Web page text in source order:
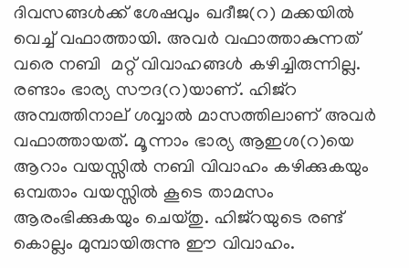
ദിവസങ്ങള്‍ക്ക് ശേഷവും ഖദീജ(റ) മക്കയില്‍
വെച്ച് വഫാത്തായി. അവര്‍ വഫാത്താകുന്നത്
വരെ നബി മറ്റ് വിവാഹങ്ങള്‍ കഴിച്ചിരുന്നില്ല.
രണ്ടാം ഭാര്യ സൗദ(റ)യാണ്. ഹിജ്‌റ
അമ്പത്തിനാല് ശവ്വാല്‍ മാസത്തിലാണ് അവര്‍
വഫാത്തായത്. മൂന്നാം ഭാര്യ ആഇശ(റ)യെ
ആറാം വയസ്സില്‍ നബി വിവാഹം കഴിക്കുകയും
ഒമ്പതാം വയസ്സില്‍ കൂടെ താമസം
ആരംഭിക്കുകയും ചെയ്തു. ഹിജ്‌റയുടെ രണ്ട്
കൊല്ലം മുമ്പായിരുന്നു ഈ വിവാഹം.